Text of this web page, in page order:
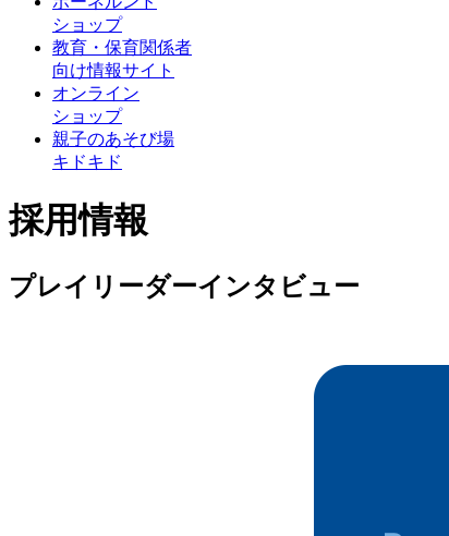
ショップ
教育・保育関係者
向け情報サイト
オンライン
ショップ
親子のあそび場
キドキド
採用情報
プレイリーダーインタビュー